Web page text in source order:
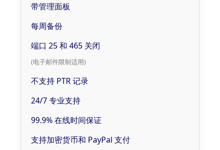
带管理面板
每周备份
端口 25 和 465 关闭
(电子邮件限制适用)
不支持 PTR 记录
24/7 专业支持
99.9% 在线时间保证
支持加密货币和 PayPal 支付